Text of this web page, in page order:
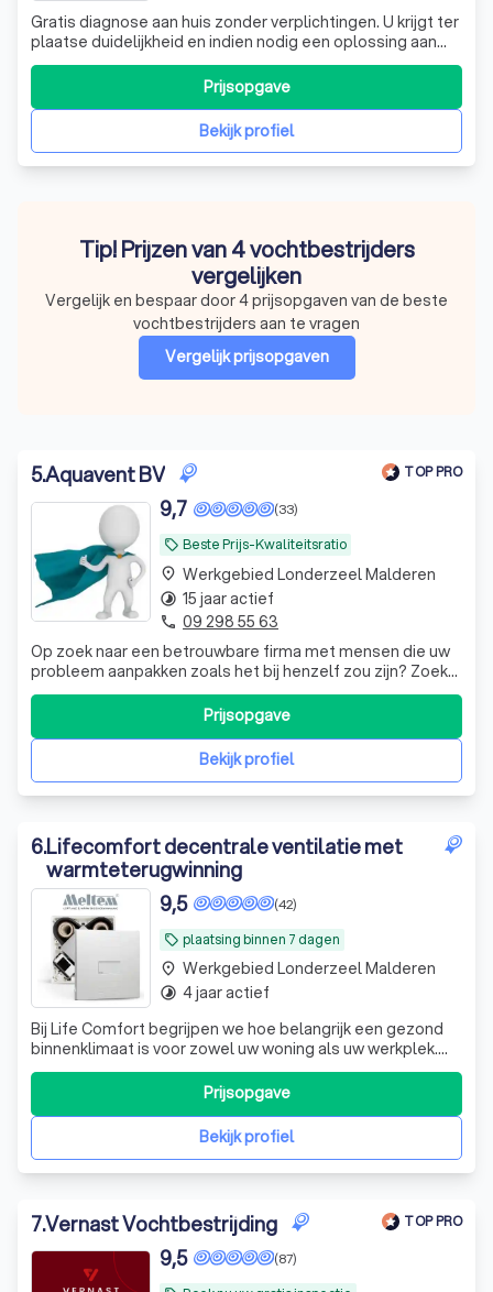
Gratis diagnose aan huis zonder verplichtingen. U krijgt ter
plaatse duidelijkheid en indien nodig een oplossing aan
een vaste prijs. Meer dan 4.500 werken sinds 2014. Tot 30
jaar garantie. Hulp bij premies. Vocht in huis? Dan wilt u
weten wat er aan de hand is en wat het eventueel zou
Bekijk profiel
Prijsopgave
Tip! Prijzen van 4 vochtbestrijders
vergelijken
Vergelijk en bespaar door 4 prijsopgaven van de beste
vochtbestrijders aan te vragen
Vergelijk prijsopgaven
5.Aquavent BV TOP PRO
local_offer Beste Prijs-Kwaliteitsratio
(33)
9,7
Op zoek naar een betrouwbare firma met mensen die uw
probleem aanpakken zoals het bij henzelf zou zijn? Zoek
niet verder en contacteer Aquavent voor een eerlijke
diagnose en kwalitatieve uitvoering!
Bekijk profiel
Prijsopgave
place Werkgebied Londerzeel Malderen
timelapse 15 jaar actief
phone 09 298 55 63
6.Lifecomfort decentrale ventilatie met
warmteterugwinning
local_offer plaatsing binnen 7 dagen
(42)
9,5
Bij Life Comfort begrijpen we hoe belangrijk een gezond
binnenklimaat is voor zowel uw woning als uw werkplek.
Wij zijn gespecialiseerd in het bieden van oplossingen
voor vochtproblemen, zoals schimmel en condensatie,
door middel van onze geavanceerde decentrale
ventilatie-units. Als exclusieve verd
Bekijk profiel
Prijsopgave
place Werkgebied Londerzeel Malderen
timelapse 4 jaar actief
7.Vernast Vochtbestrijding TOP PRO
(87)
9,5